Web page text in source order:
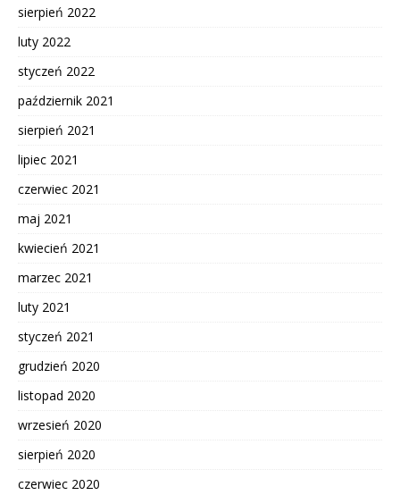
sierpień 2022
luty 2022
styczeń 2022
październik 2021
sierpień 2021
lipiec 2021
czerwiec 2021
maj 2021
kwiecień 2021
marzec 2021
luty 2021
styczeń 2021
grudzień 2020
listopad 2020
wrzesień 2020
sierpień 2020
czerwiec 2020